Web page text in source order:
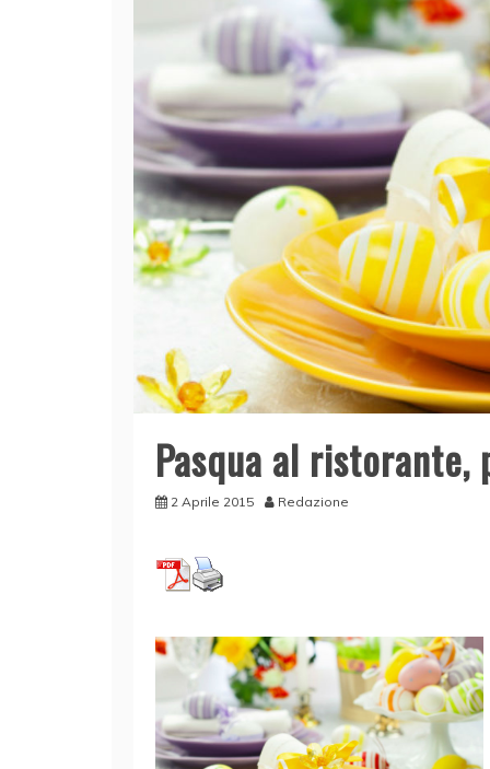
Pasqua al
2 Aprile 2015 Redazione